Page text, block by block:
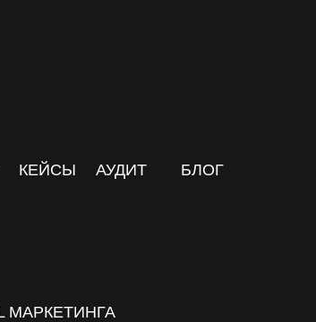
МАРКЕТИНГА
АУДИТ
КЕЙСЫ БЛОГ